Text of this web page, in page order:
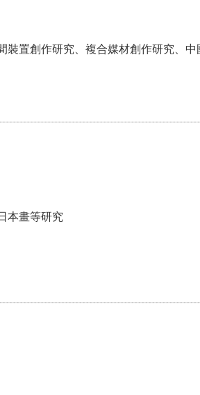
裝置創作研究、複合媒材創作研究、
本畫等研究